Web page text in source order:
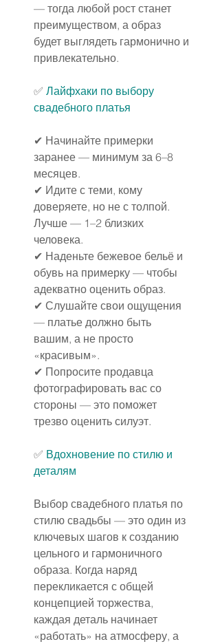
— тогда любой рост станет
преимуществом, а образ
будет выглядеть гармонично и
привлекательно.
✅️ Лайфхаки по выбору
свадебного платья
✔ Начинайте примерки
заранее — минимум за 6–8
месяцев.
✔ Идите с теми, кому
доверяете, но не с толпой.
Лучше — 1–2 близких
человека.
✔ Наденьте бежевое бельё и
обувь на примерку — чтобы
адекватно оценить образ.
✔ Слушайте свои ощущения
— платье должно быть
вашим, а не просто
«красивым».
✔ Попросите продавца
фотографировать вас со
стороны — это поможет
трезво оценить силуэт.
✅️ Вдохновение по стилю и
деталям
Выбор свадебного платья по
стилю свадьбы — это один из
ключевых шагов к созданию
цельного и гармоничного
образа. Когда наряд
перекликается с общей
концепцией торжества,
каждая деталь начинает
«работать» на атмосферу, а